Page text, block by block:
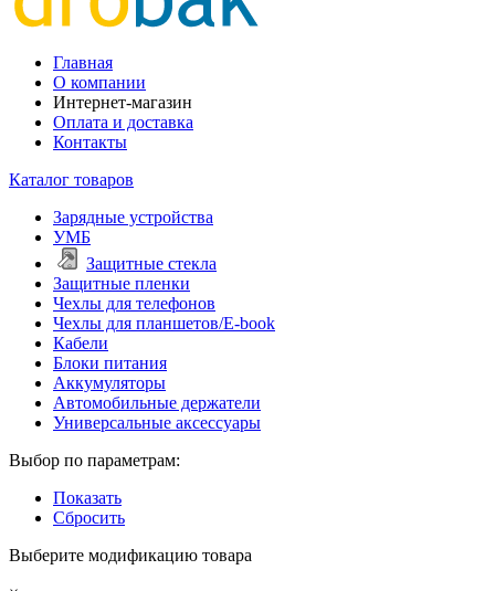
Главная
О компании
Интернет-магазин
Оплата и доставка
Контакты
Каталог товаров
Зарядные устройства
УМБ
Защитные стекла
Защитные пленки
Чехлы для телефонов
Чехлы для планшетов/E-book
Кабели
Блоки питания
Аккумуляторы
Автомобильные держатели
Универсальные аксессуары
Выбор по параметрам:
Показать
Сбросить
Выберите модификацию товара